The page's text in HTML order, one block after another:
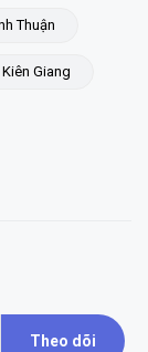
Thuận
Kiên Giang
Theo dõi